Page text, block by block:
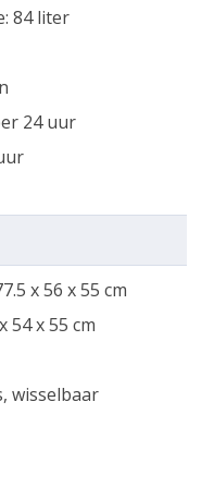
84 liter
24 uur
x 56 x 55 cm
54 x 55 cm
wisselbaar